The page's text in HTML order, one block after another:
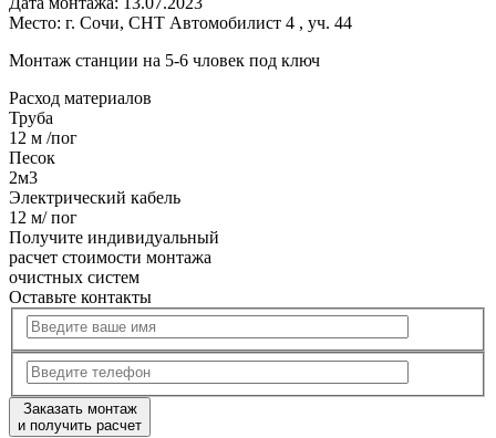
Место: г. Сочи, СНТ Автомобилист 4 , уч. 44
Монтаж станции на 5-6 чловек под ключ
Расход материалов
Труба
12 м /пог
Песок
2м3
Электрический кабель
12 м/ пог
Получите индивидуальный
расчет стоимости монтажа
очистных систем
Оставьте контакты
Заказать монтаж
и получить расчет